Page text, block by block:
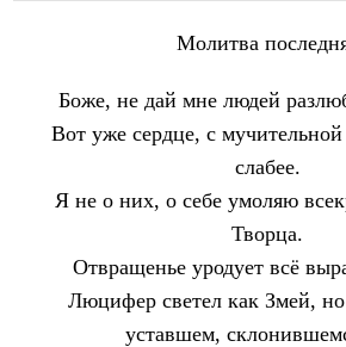
Молитва
Боже, не дай мне людей
Вот уже сердце, с
слабее.
Я не о них, о себе умоляю
Творца.
Отвращенье уродует всё
Люцифер светел как Змей,
уставшем,